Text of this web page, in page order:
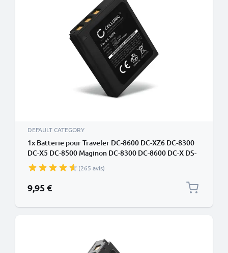
DEFAULT CATEGORY
1x Batterie pour Traveler DC-8600 DC-XZ6 DC-8300
DC-X5 DC-8500 Maginon DC-8300 DC-8600 DC-X DS-
8330 02491-0028-01 (1250mAh, 3.7V) de CELLONIC
(265 avis)
9,95 €